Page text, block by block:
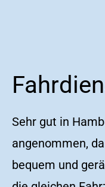
Sehr gut in
angenommen,
bequem und